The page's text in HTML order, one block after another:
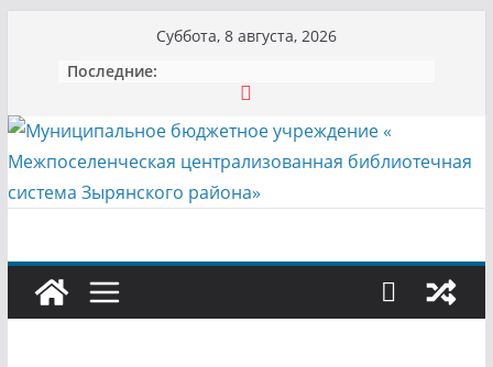
содержимому
Суббота, 8 августа, 2026
Последние: